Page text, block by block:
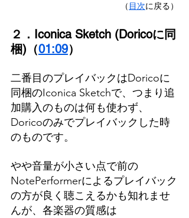
（ 目次に戻る）
２．Iconica Sketch (Doricoに同
梱)（01:09）
二番目のプレイバックはDoricoに
同梱のIconica Sketchで、つまり追
加購入のものは何も使わず、
Doricoのみでプレイバックした時
のものです。
やや音量が小さい点で前の
NotePerformerによるプレイバック
の方が良く聴こえるかも知れませ
んが、各楽器の質感は